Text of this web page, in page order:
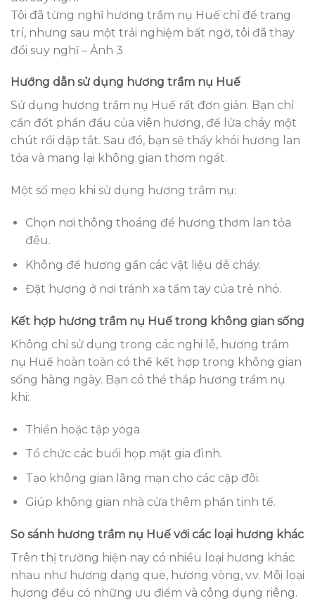
Tôi đã từng nghĩ hương trầm nụ Huế chỉ để trang
trí, nhưng sau một trải nghiệm bất ngờ, tôi đã thay
đổi suy nghĩ – Ảnh 3
Hướng dẫn sử dụng hương trầm nụ Huế
Sử dụng hương trầm nụ Huế rất đơn giản. Bạn chỉ
cần đốt phần đầu của viên hương, để lửa cháy một
chút rồi dập tắt. Sau đó, bạn sẽ thấy khói hương lan
tỏa và mang lại không gian thơm ngát.
Một số mẹo khi sử dụng hương trầm nụ:
Chọn nơi thông thoáng để hương thơm lan tỏa
đều.
Không để hương gần các vật liệu dễ cháy.
Đặt hương ở nơi tránh xa tầm tay của trẻ nhỏ.
Kết hợp hương trầm nụ Huế trong không gian sống
Không chỉ sử dụng trong các nghi lễ, hương trầm
nụ Huế hoàn toàn có thể kết hợp trong không gian
sống hàng ngày. Bạn có thể thắp hương trầm nụ
khi:
Thiền hoặc tập yoga.
Tổ chức các buổi họp mặt gia đình.
Tạo không gian lãng mạn cho các cặp đôi.
Giúp không gian nhà cửa thêm phần tinh tế.
So sánh hương trầm nụ Huế với các loại hương khác
Trên thị trường hiện nay có nhiều loại hương khác
nhau như hương dạng que, hương vòng, v.v. Mỗi loại
hương đều có những ưu điểm và công dụng riêng.